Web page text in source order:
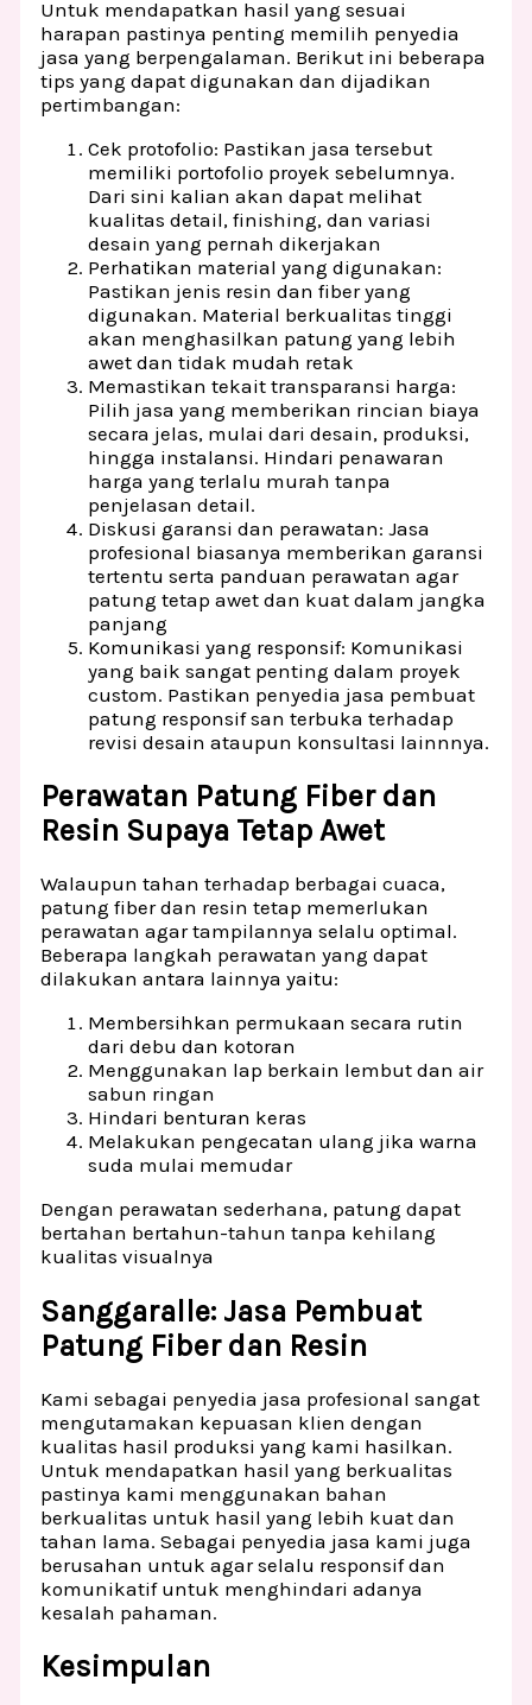
Untuk mendapatkan hasil yang sesuai
harapan pastinya penting memilih penyedia
jasa yang berpengalaman. Berikut ini beberapa
tips yang dapat digunakan dan dijadikan
pertimbangan:
Cek protofolio: Pastikan jasa tersebut
memiliki portofolio proyek sebelumnya.
Dari sini kalian akan dapat melihat
kualitas detail, finishing, dan variasi
desain yang pernah dikerjakan
Perhatikan material yang digunakan:
Pastikan jenis resin dan fiber yang
digunakan. Material berkualitas tinggi
akan menghasilkan patung yang lebih
awet dan tidak mudah retak
Memastikan tekait transparansi harga:
Pilih jasa yang memberikan rincian biaya
secara jelas, mulai dari desain, produksi,
hingga instalansi. Hindari penawaran
harga yang terlalu murah tanpa
penjelasan detail.
Diskusi garansi dan perawatan: Jasa
profesional biasanya memberikan garansi
tertentu serta panduan perawatan agar
patung tetap awet dan kuat dalam jangka
panjang
Komunikasi yang responsif: Komunikasi
yang baik sangat penting dalam proyek
custom. Pastikan penyedia jasa pembuat
patung responsif san terbuka terhadap
revisi desain ataupun konsultasi lainnnya.
Perawatan Patung Fiber dan
Resin Supaya Tetap Awet
Walaupun tahan terhadap berbagai cuaca,
patung fiber dan resin tetap memerlukan
perawatan agar tampilannya selalu optimal.
Beberapa langkah perawatan yang dapat
dilakukan antara lainnya yaitu:
Membersihkan permukaan secara rutin
dari debu dan kotoran
Menggunakan lap berkain lembut dan air
sabun ringan
Hindari benturan keras
Melakukan pengecatan ulang jika warna
suda mulai memudar
Dengan perawatan sederhana, patung dapat
bertahan bertahun-tahun tanpa kehilang
kualitas visualnya
Sanggaralle: Jasa Pembuat
Patung Fiber dan Resin
Kami sebagai penyedia jasa profesional sangat
mengutamakan kepuasan klien dengan
kualitas hasil produksi yang kami hasilkan.
Untuk mendapatkan hasil yang berkualitas
pastinya kami menggunakan bahan
berkualitas untuk hasil yang lebih kuat dan
tahan lama. Sebagai penyedia jasa kami juga
berusahan untuk agar selalu responsif dan
komunikatif untuk menghindari adanya
kesalah pahaman.
Kesimpulan